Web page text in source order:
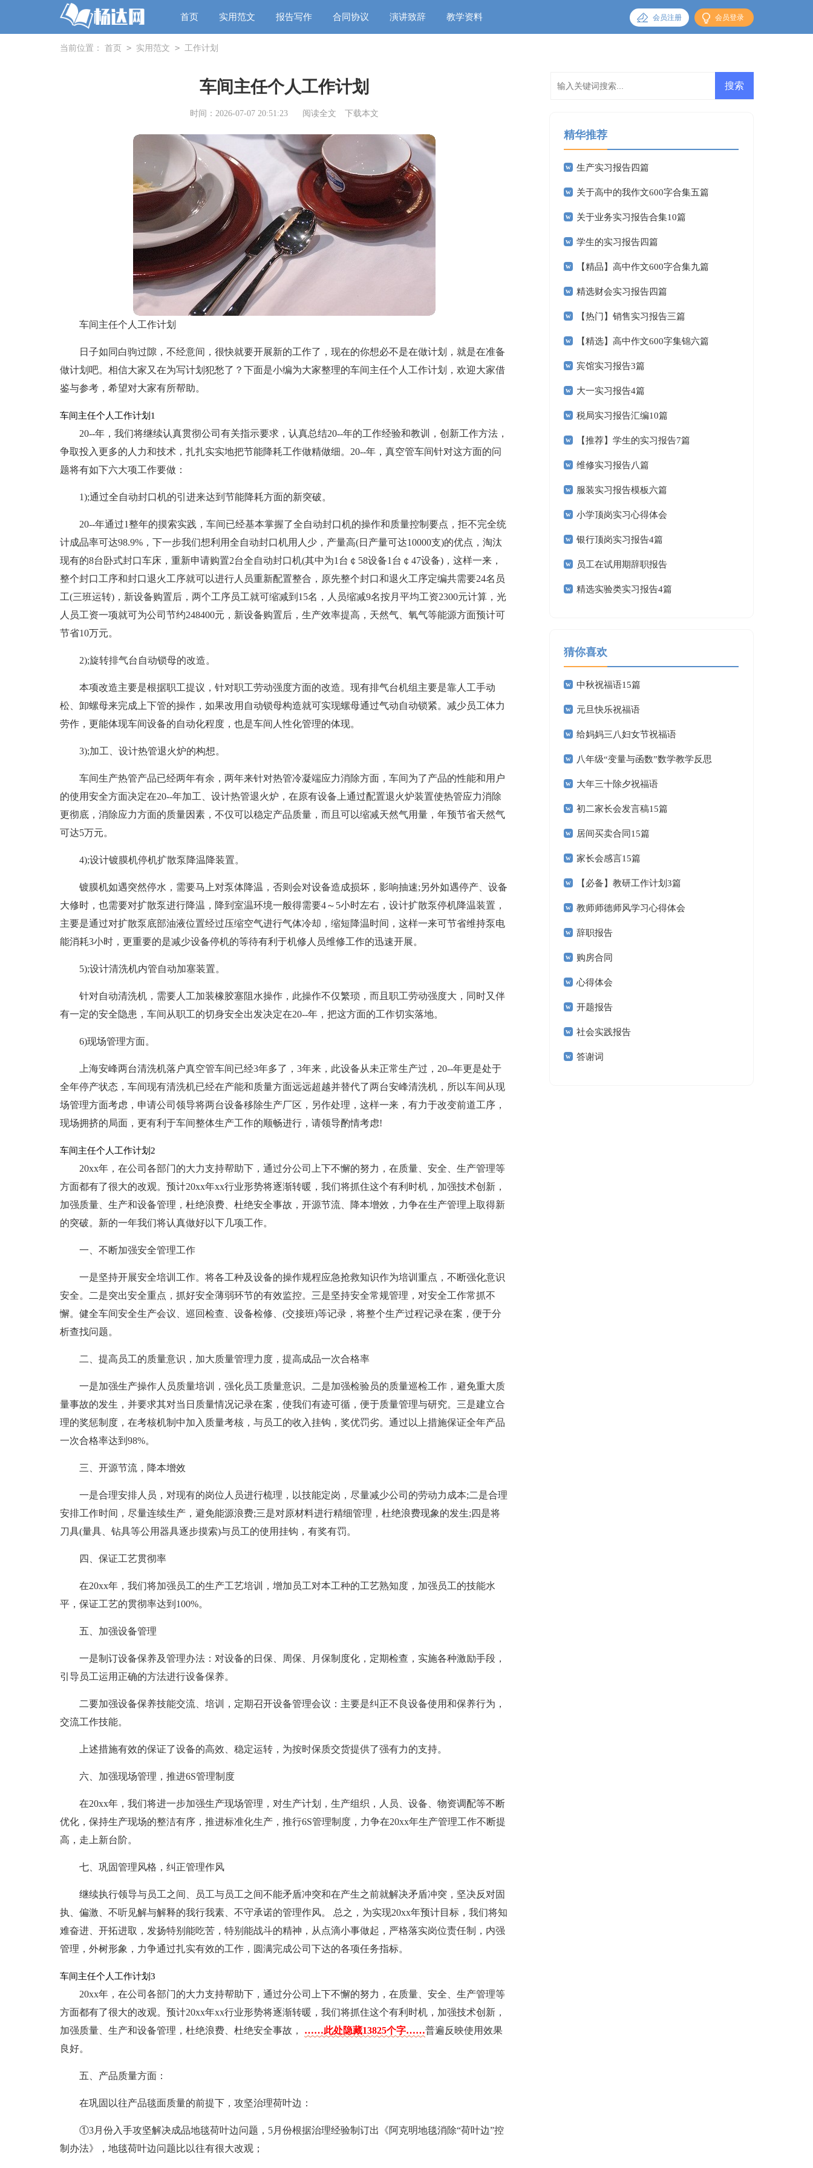
首页 实用范文 报告写作 合同协议 演讲致辞 教学资料 会员登录
会员注册
当前位置： 首页 > 实用范文 > 工作计划
车间主任个人工作计划
时间：2026-07-07 20:51:23 阅读全文 下载本文
车间主任个人工作计划
日子如同白驹过隙，不经意间，很快就要开展新的工作了，现在的你想必不是在做计划，就是在准备
做计划吧。相信大家又在为写计划犯愁了？下面是小编为大家整理的车间主任个人工作计划，欢迎大家借
鉴与参考，希望对大家有所帮助。
车间主任个人工作计划1
20--年，我们将继续认真贯彻公司有关指示要求，认真总结20--年的工作经验和教训，创新工作方法，
争取投入更多的人力和技术，扎扎实实地把节能降耗工作做精做细。20--年，真空管车间针对这方面的问
题将有如下六大项工作要做：
1);通过全自动封口机的引进来达到节能降耗方面的新突破。
20--年通过1整年的摸索实践，车间已经基本掌握了全自动封口机的操作和质量控制要点，拒不完全统
计成品率可达98.9%，下一步我们想利用全自动封口机用人少，产量高(日产量可达10000支)的优点，淘汰
现有的8台卧式封口车床，重新申请购置2台全自动封口机(其中为1台￠58设备1台￠47设备)，这样一来，
整个封口工序和封口退火工序就可以进行人员重新配置整合，原先整个封口和退火工序定编共需要24名员
工(三班运转)，新设备购置后，两个工序员工就可缩减到15名，人员缩减9名按月平均工资2300元计算，光
人员工资一项就可为公司节约248400元，新设备购置后，生产效率提高，天然气、氧气等能源方面预计可
节省10万元。
2);旋转排气台自动锁母的改造。
本项改造主要是根据职工提议，针对职工劳动强度方面的改造。现有排气台机组主要是靠人工手动
松、卸螺母来完成上下管的操作，如果改用自动锁母构造就可实现螺母通过气动自动锁紧。减少员工体力
劳作，更能体现车间设备的自动化程度，也是车间人性化管理的体现。
3);加工、设计热管退火炉的构想。
车间生产热管产品已经两年有余，两年来针对热管冷凝端应力消除方面，车间为了产品的性能和用户
的使用安全方面决定在20--年加工、设计热管退火炉，在原有设备上通过配置退火炉装置使热管应力消除
更彻底，消除应力方面的质量因素，不仅可以稳定产品质量，而且可以缩减天然气用量，年预节省天然气
可达5万元。
4);设计镀膜机停机扩散泵降温降装置。
镀膜机如遇突然停水，需要马上对泵体降温，否则会对设备造成损坏，影响抽速;另外如遇停产、设备
大修时，也需要对扩散泵进行降温，降到室温环境一般得需要4～5小时左右，设计扩散泵停机降温装置，
主要是通过对扩散泵底部油液位置经过压缩空气进行气体冷却，缩短降温时间，这样一来可节省维持泵电
能消耗3小时，更重要的是减少设备停机的等待有利于机修人员维修工作的迅速开展。
5);设计清洗机内管自动加塞装置。
针对自动清洗机，需要人工加装橡胶塞阻水操作，此操作不仅繁琐，而且职工劳动强度大，同时又伴
有一定的安全隐患，车间从职工的切身安全出发决定在20--年，把这方面的工作切实落地。
6)现场管理方面。
上海安峰两台清洗机落户真空管车间已经3年多了，3年来，此设备从未正常生产过，20--年更是处于
全年停产状态，车间现有清洗机已经在产能和质量方面远远超越并替代了两台安峰清洗机，所以车间从现
场管理方面考虑，申请公司领导将两台设备移除生产厂区，另作处理，这样一来，有力于改变前道工序，
现场拥挤的局面，更有利于车间整体生产工作的顺畅进行，请领导酌情考虑!
车间主任个人工作计划2
20xx年，在公司各部门的大力支持帮助下，通过分公司上下不懈的努力，在质量、安全、生产管理等
方面都有了很大的改观。预计20xx年xx行业形势将逐渐转暖，我们将抓住这个有利时机，加强技术创新，
加强质量、生产和设备管理，杜绝浪费、杜绝安全事故，开源节流、降本增效，力争在生产管理上取得新
的突破。新的一年我们将认真做好以下几项工作。
一、不断加强安全管理工作
一是坚持开展安全培训工作。将各工种及设备的操作规程应急抢救知识作为培训重点，不断强化意识
安全。二是突出安全重点，抓好安全薄弱环节的有效监控。三是坚持安全常规管理，对安全工作常抓不
懈。健全车间安全生产会议、巡回检查、设备检修、(交接班)等记录，将整个生产过程记录在案，便于分
析查找问题。
二、提高员工的质量意识，加大质量管理力度，提高成品一次合格率
一是加强生产操作人员质量培训，强化员工质量意识。二是加强检验员的质量巡检工作，避免重大质
量事故的发生，并要求其对当日质量情况记录在案，使我们有迹可循，便于质量管理与研究。三是建立合
理的奖惩制度，在考核机制中加入质量考核，与员工的收入挂钩，奖优罚劣。通过以上措施保证全年产品
一次合格率达到98%。
三、开源节流，降本增效
一是合理安排人员，对现有的岗位人员进行梳理，以技能定岗，尽量减少公司的劳动力成本;二是合理
安排工作时间，尽量连续生产，避免能源浪费;三是对原材料进行精细管理，杜绝浪费现象的发生;四是将
刀具(量具、钻具等公用器具逐步摸索)与员工的使用挂钩，有奖有罚。
四、保证工艺贯彻率
在20xx年，我们将加强员工的生产工艺培训，增加员工对本工种的工艺熟知度，加强员工的技能水
平，保证工艺的贯彻率达到100%。
五、加强设备管理
一是制订设备保养及管理办法：对设备的日保、周保、月保制度化，定期检查，实施各种激励手段，
引导员工运用正确的方法进行设备保养。
二要加强设备保养技能交流、培训，定期召开设备管理会议：主要是纠正不良设备使用和保养行为，
交流工作技能。
上述措施有效的保证了设备的高效、稳定运转，为按时保质交货提供了强有力的支持。
六、加强现场管理，推进6S管理制度
在20xx年，我们将进一步加强生产现场管理，对生产计划，生产组织，人员、设备、物资调配等不断
优化，保持生产现场的整洁有序，推进标准化生产，推行6S管理制度，力争在20xx年生产管理工作不断提
高，走上新台阶。
七、巩固管理风格，纠正管理作风
继续执行领导与员工之间、员工与员工之间不能矛盾冲突和在产生之前就解决矛盾冲突，坚决反对固
执、偏激、不听见解与解释的我行我素、不守承诺的管理作风。 总之，为实现20xx年预计目标，我们将知
难奋进、开拓进取，发扬特别能吃苦，特别能战斗的精神，从点滴小事做起，严格落实岗位责任制，内强
管理，外树形象，力争通过扎实有效的工作，圆满完成公司下达的各项任务指标。
车间主任个人工作计划3
20xx年，在公司各部门的大力支持帮助下，通过分公司上下不懈的努力，在质量、安全、生产管理等
方面都有了很大的改观。预计20xx年xx行业形势将逐渐转暖，我们将抓住这个有利时机，加强技术创新，
加强质量、生产和设备管理，杜绝浪费、杜绝安全事故， ……此处隐藏13825个字……普遍反映使用效果
良好。
五、产品质量方面：
在巩固以往产品毯面质量的前提下，攻坚治理荷叶边：
①3月份入手攻坚解决成品地毯荷叶边问题，5月份根据治理经验制订出《阿克明地毯消除“荷叶边”控
制办法》，地毯荷叶边问题比以往有很大改观；
精华推荐
生产实习报告四篇
关于高中的我作文600字合集五篇
关于业务实习报告合集10篇
学生的实习报告四篇
【精品】高中作文600字合集九篇
精选财会实习报告四篇
【热门】销售实习报告三篇
【精选】高中作文600字集锦六篇
宾馆实习报告3篇
大一实习报告4篇
税局实习报告汇编10篇
【推荐】学生的实习报告7篇
维修实习报告八篇
服装实习报告模板六篇
小学顶岗实习心得体会
银行顶岗实习报告4篇
员工在试用期辞职报告
精选实验类实习报告4篇
猜你喜欢
中秋祝福语15篇
元旦快乐祝福语
给妈妈三八妇女节祝福语
八年级“变量与函数”数学教学反思
大年三十除夕祝福语
初二家长会发言稿15篇
居间买卖合同15篇
家长会感言15篇
【必备】教研工作计划3篇
教师师德师风学习心得体会
辞职报告
购房合同
心得体会
开题报告
社会实践报告
答谢词